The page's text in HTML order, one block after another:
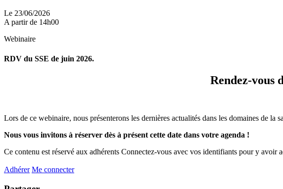
Le 23/06/2026
A partir de 14h00
Webinaire
RDV du SSE de juin 2026.
Rendez-vous
Lors de ce webinaire, nous présenterons les dernières actualités dans les domaines de la
Nous vous invitons à réserver dès à présent cette date dans votre agenda !
Ce contenu est réservé aux adhérents Connectez-vous avec vos identifiants pour y avoir
Adhérer Me connecter